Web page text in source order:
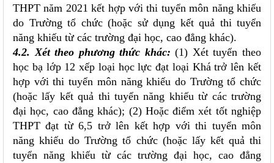
THPT năm 2021 kết hợp với thi tuyển môn năng khiếu
do Trường tổ chức (hoặc sử dụng kết quả thi tuyển
năng khiếu từ các trường đại học, cao đẳng khác).
4.2. Xét theo phương thức khác:(1) Xét tuyển theo
học bạ lớp 12 xếp loại học lực đạt loại Khá trở lên kết
hợp với thi tuyển môn năng khiếu do Trường tổ chức
(hoặc lấy kết quả thi tuyển năng khiếu từ các trường
đại học, cao đẳng khác); (2) Hoặc điểm xét tốt nghiệp
THPT đạt từ 6,5 trở lên kết hợp với thi tuyển môn
năng khiếu do Trường tổ chức (hoặc lấy kết quả thi
tuyển năng khiếu từ các trường đại học, cao đẳng